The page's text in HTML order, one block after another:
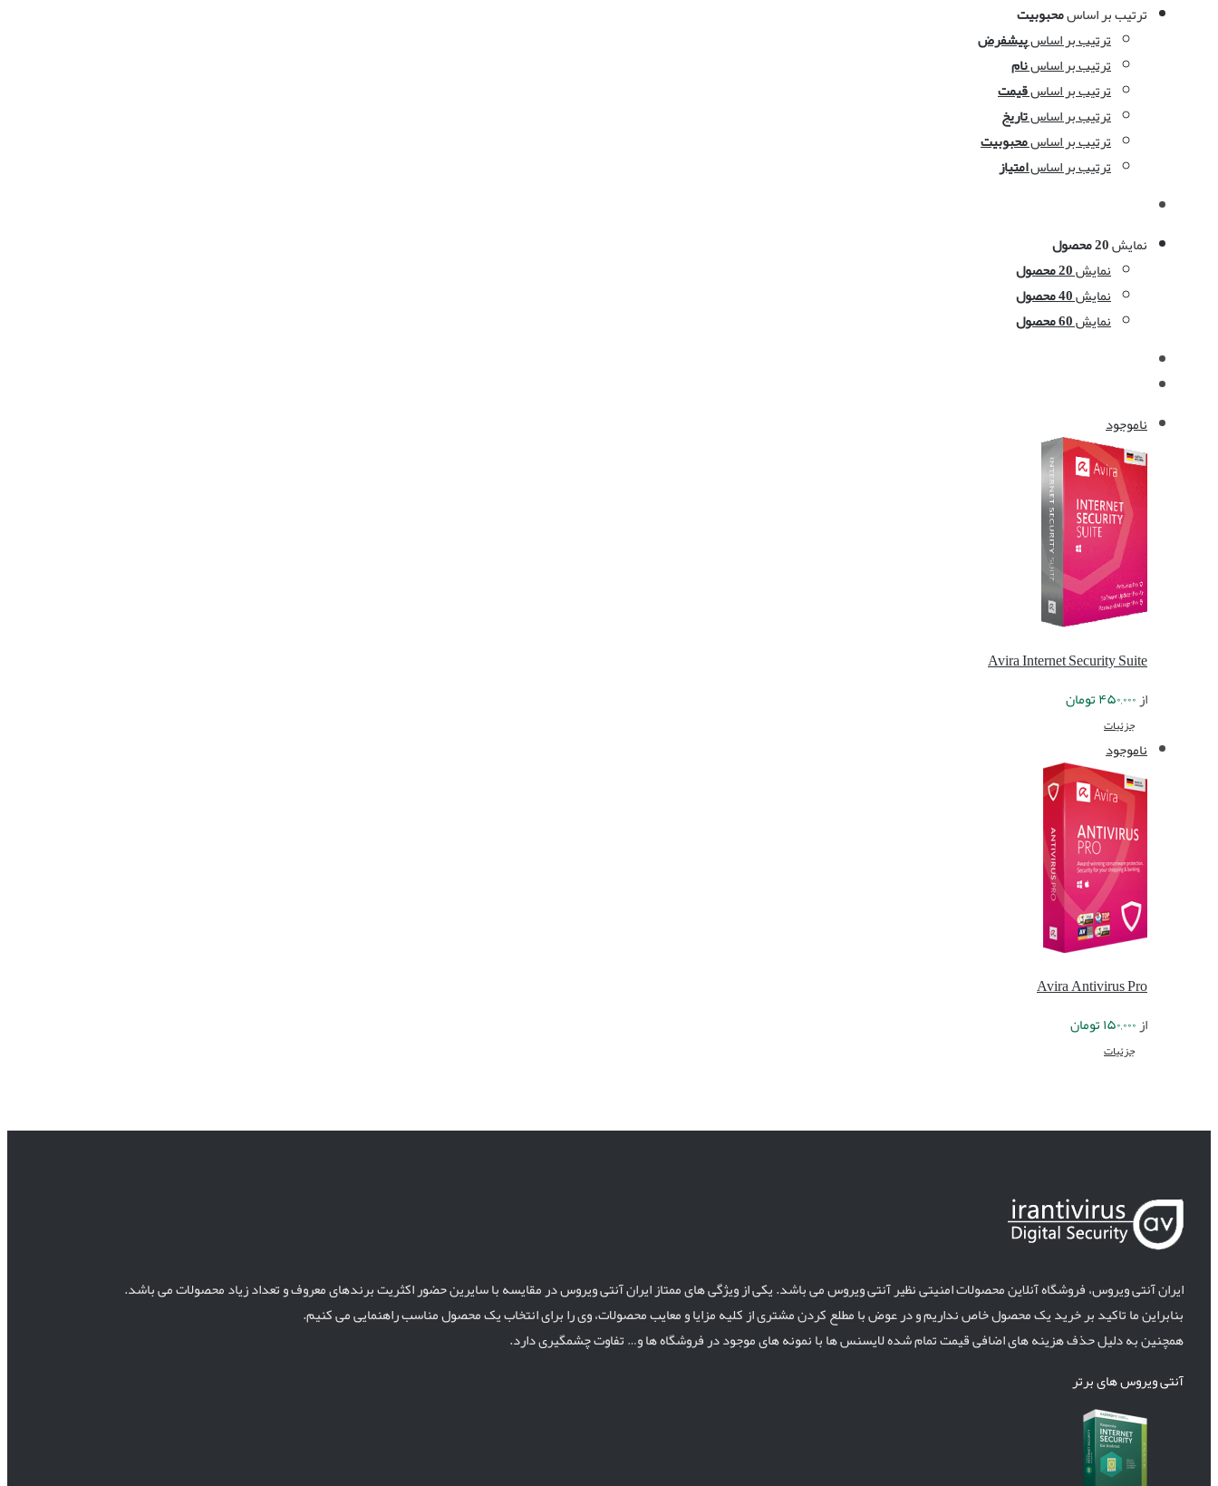
ترتیب بر اساسمحبوبیت
ترتیب بر اساسپیشفرض
ترتیب بر اساسنام
ترتیب بر اساسقیمت
ترتیب بر اساستاریخ
ترتیب بر اساسمحبوبیت
ترتیب بر اساسامتیاز
نمایش20 محصول
نمایش20 محصول
نمایش40 محصول
نمایش60 محصول
ناموجود
Avira Internet Security Suite
از۴۵۰,۰۰۰تومان
جزئیات
ناموجود
Avira Antivirus Pro
از۱۵۰,۰۰۰تومان
جزئیات
ایران آنتی ویروس، فروشگاه آنلاین محصولات امنیتی نظیر آنتی ویروس می باشد. یکی از ویژگی های ممتاز ایران آنتی ویروس در مقایسه با سایرین حضور اکثریت برندهای معروف و تعداد زیاد محصولات می باشد.
بنابراین ما تاکید بر خرید یک محصول خاص نداریم و در عوض با مطلع کردن مشتری از کلیه مزایا و معایب محصولات، وی را برای انتخاب یک محصول مناسب راهنمایی می کنیم.
همچنین به دلیل حذف هزینه های اضافی قیمت تمام شده لایسنس ها با نمونه های موجود در فروشگاه ها و… تفاوت چشمگیری دارد.
آنتی ویروس های برتر